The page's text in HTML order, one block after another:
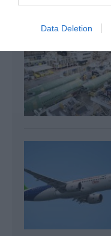
Data Deletion